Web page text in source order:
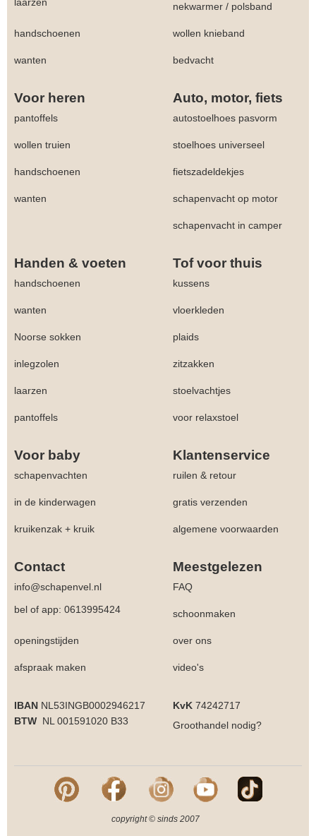
nekwarmer / polsband
handschoenen wollen knieband
wanten bedvacht
Voor heren Auto, motor, fiets
pantoffels autostoelhoes pasvorm
wollen truien stoelhoes universeel
handschoenen fietszadeldekjes
wanten schapenvacht op motor
schapenvacht in camper
Handen & voeten Tof voor thuis
handschoenen kussens
wanten vloerkleden
Noorse sokken plaids
inlegzolen zitzakken
laarzen stoelvachtjes
pantoffels voor relaxstoel
Voor baby Klantenservice
schapenvachten ruilen & retour
in de kinderwagen gratis verzenden
kruikenzak + kruik algemene voorwaarden
Contact Meestgelezen
info@schapenvel.nl
FAQ
bel of app: 0613995424
schoonmaken
openingstijden over ons
afspraak maken video's
IBAN NL53INGB0002946217 KvK 74242717
BTW NL 001591020 B33 Groothandel nodig?
copyright © sinds 2007